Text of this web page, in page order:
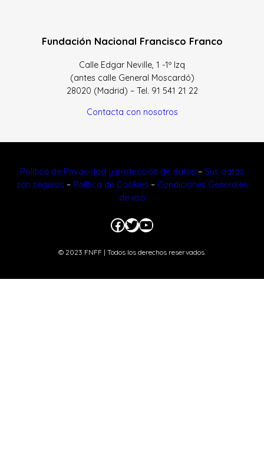
Fundación Nacional Francisco Franco
Calle Edgar Neville, 1 -1º Izq
(antes calle General Moscardó)
28020 (Madrid) – Tel. 91 541 21 22
Contacta con nosotros
Política de Privacidad y protección de datos – Sus datos
son seguros – Política de Cookies – Condiciones Generales
de uso
Facebook
Twitter
YouTube
© 2023 FNFF | Todos los derechos reservados.